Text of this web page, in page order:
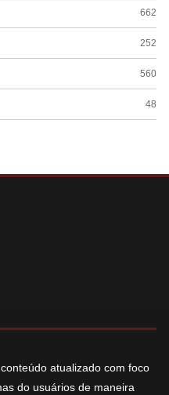
662
252
560
48
atualizado com foco
do usuários de maneira